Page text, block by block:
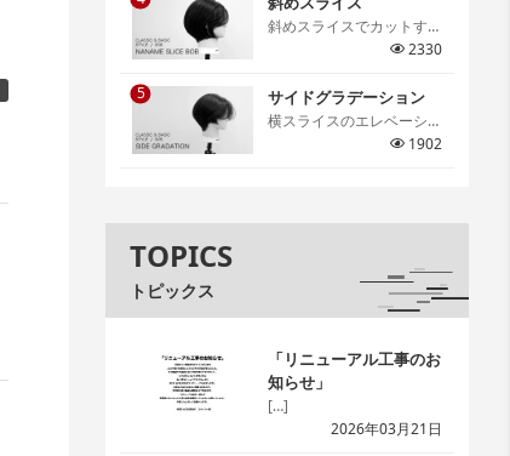
インの切り方や顔周りのレ
イヤーの作り方、丸みのあ
までを詳しく解説していま
す。[…]
斜めスライスでカットする
グラデーションボブ。骨格
り方やスライスの取り方、
コームワークまで詳しく解
2330
5 サイドグラデーション
横スライスのエレベーショ
ンカットを学ぶサイドグラ
1902
TOPICS
トピックス
「リニューアル工事のお
知らせ」
[…]
2026年03月21日